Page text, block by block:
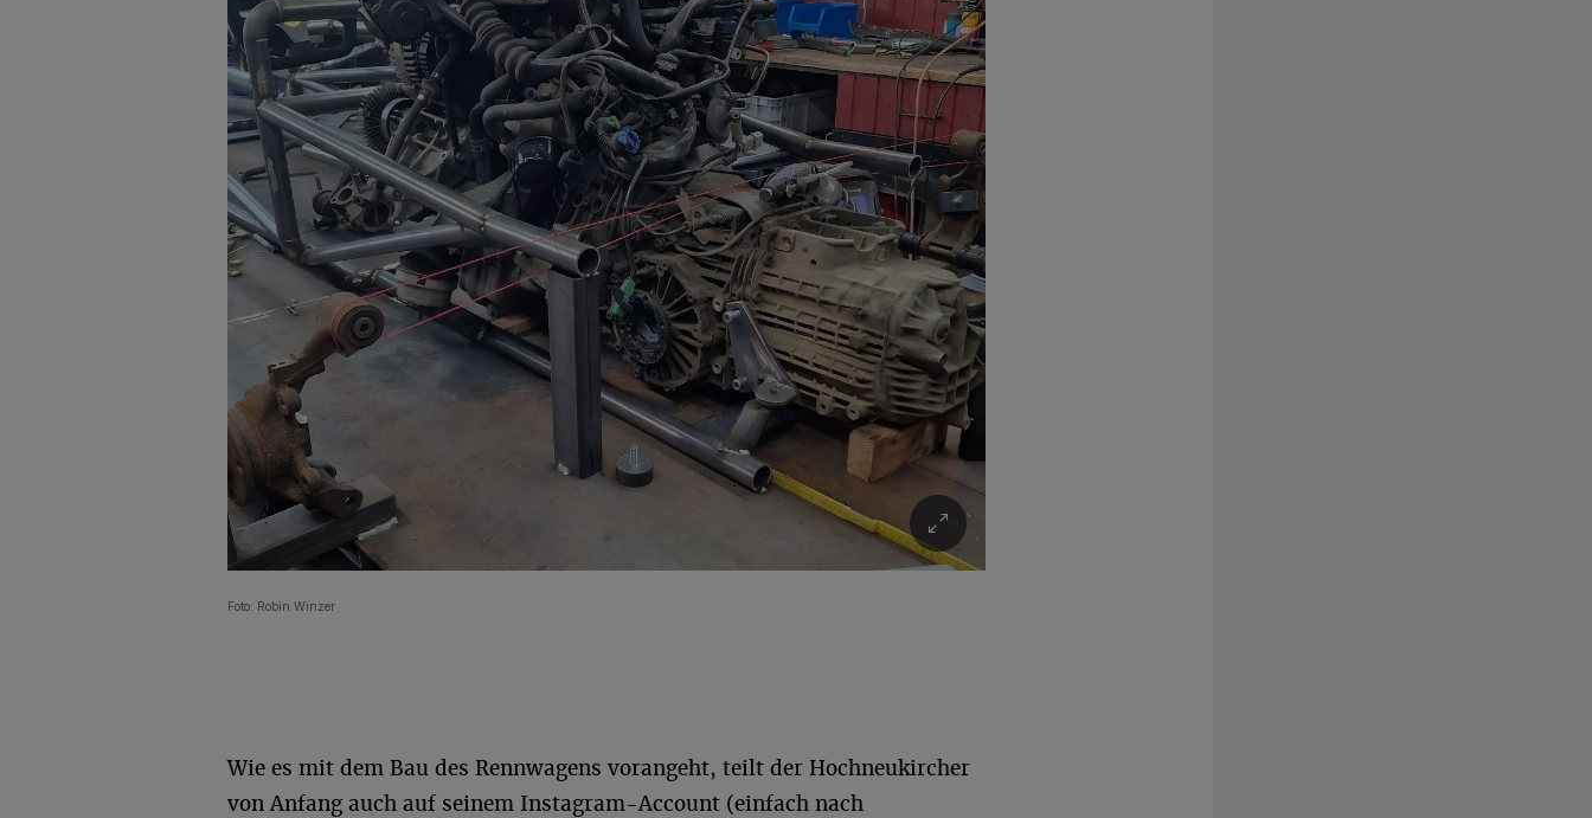
Foto: Robin Winzer
Wie es mit dem Bau des Rennwagens vorangeht, teilt der Hochneukircher
von Anfang auch auf seinem Instagram-Account (einfach nach